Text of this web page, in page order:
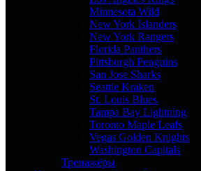
Minnesota Wild
New York Islanders
New York Rangers
Florida Panthers
Pittsburgh Penguins
San Jose Sharks
Seattle Kraken
St. Louis Blues
Tampa Bay Lightning
Toronto Maple Leafs
Vegas Golden Knights
Washington Capitals
Тренажёры